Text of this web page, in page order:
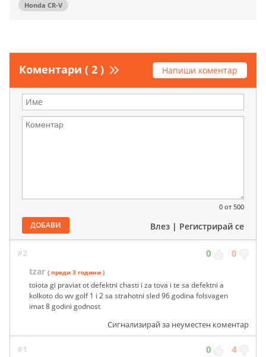
Honda CR-V
Коментари ( 2 ) Напиши коментар
0 от 500
ДОБАВИ Влез | Регистрирай се
#2 0 0
tzar ( преди 3 години )
toiota gi praviat ot defektni chasti i za tova i te sa defektni a
kolkoto do wv golf 1 i 2 sa strahotni sled 96 godina folsvagen
imat 8 godini godnost
Сигнализирай за неуместен коментар
#1 0 4